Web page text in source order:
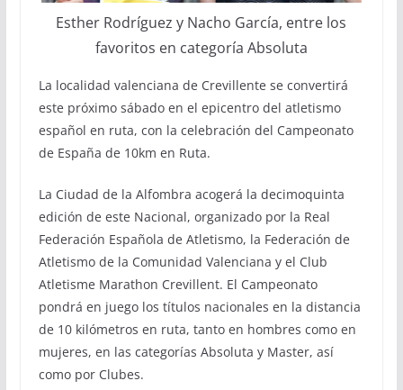
Esther Rodríguez y Nacho García, entre los
favoritos en categoría Absoluta
La localidad valenciana de Crevillente se convertirá
este próximo sábado en el epicentro del atletismo
español en ruta, con la celebración del Campeonato
de España de 10km en Ruta.
La Ciudad de la Alfombra acogerá la decimoquinta
edición de este Nacional, organizado por la Real
Federación Española de Atletismo, la Federación de
Atletismo de la Comunidad Valenciana y el Club
Atletisme Marathon Crevillent. El Campeonato
pondrá en juego los títulos nacionales en la distancia
de 10 kilómetros en ruta, tanto en hombres como en
mujeres, en las categorías Absoluta y Master, así
como por Clubes.